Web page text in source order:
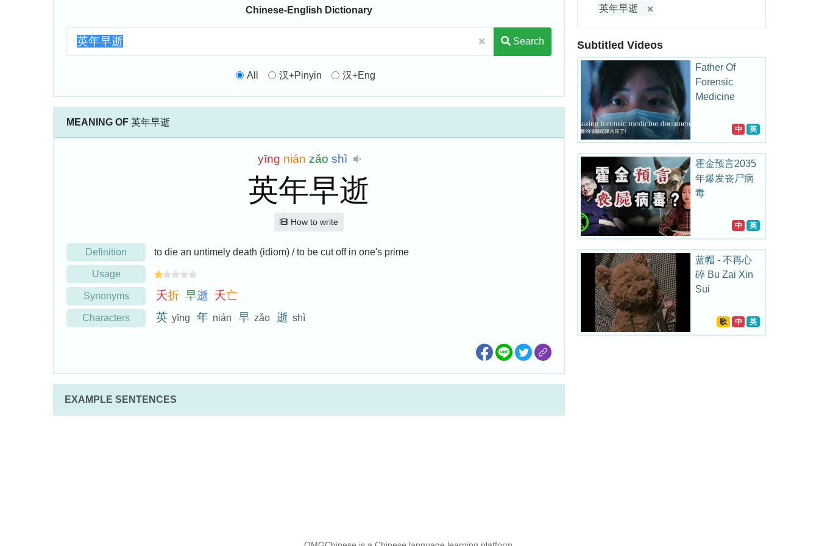
Chinese-English Dictionary
Search
All 汉+Pinyin 汉+Eng
MEANING OF 英年早逝
yīng nián zǎo shì
英年早逝
How to write
Definition to die an untimely death (idiom) / to be cut off in one's prime
Usage
Synonyms 夭折 早逝 夭亡
Characters 英 yīng 年 nián 早 zǎo 逝 shì
EXAMPLE SENTENCES
英年早逝
Subtitled Videos
Father Of
Forensic
Medicine
中 英
霍金预言2035
年爆发丧尸病
毒
中 英
蓝帽 - 不再心
碎 Bu Zai Xin
Sui
歌 中 英